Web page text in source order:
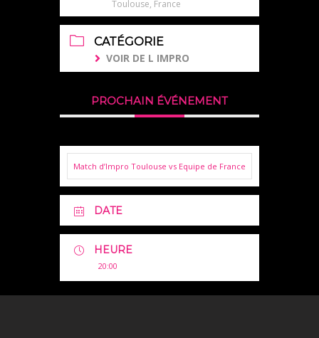
Toulouse, France
CATÉGORIE
VOIR DE L IMPRO
PROCHAIN ÉVÉNEMENT
Match d’Impro Toulouse vs Equipe de France
DATE
HEURE
20:00